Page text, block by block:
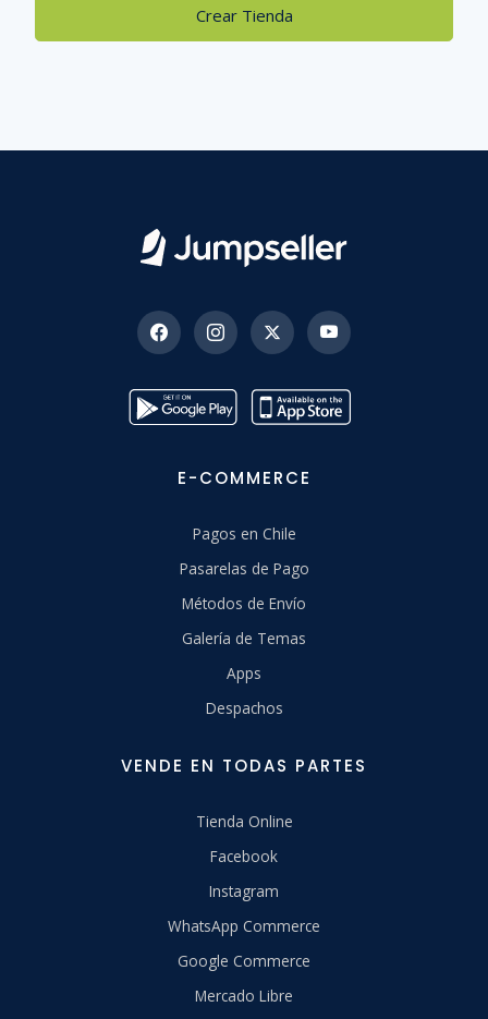
Crear Tienda
E-COMMERCE
Pagos en Chile
Pasarelas de Pago
Métodos de Envío
Galería de Temas
Apps
Despachos
VENDE EN TODAS PARTES
Tienda Online
Facebook
Instagram
WhatsApp Commerce
Google Commerce
Mercado Libre